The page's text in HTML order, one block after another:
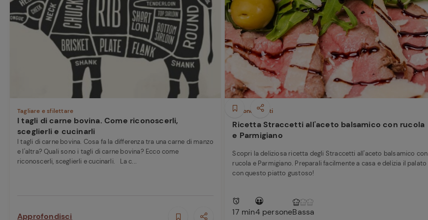
Cavolo romanesco al
forno con ‘nduja
Tagliolini freschi con
limone nero bruciato,
Caciocavallo, burro e
scampi
Bisque di gamberi:
l'ideale per insaporire
i tuoi piatti di pesce!
Ricette di Plumcake:
tutte i modi per
prepararlo
Tagliare e sfilettare
I tagli di carne bovina. Come riconoscerli,
sceglierli e cucinarli
I tagli di carne bovina. Cosa fa la differenza tra una carne di manzo
e l'altra? Quali sono i tagli di carne bovina? Ecco come
riconoscerli, sceglierli e cucinarli. La c...
Approfondisci
Secondi piatti
Ricetta Straccetti all'aceto balsamico con rucola
e Parmigiano
Scopri la deliziosa ricetta degli Straccetti all'aceto balsamico con
rucola e Parmigiano. Preparali facilmente a casa e delizia il palato
con questo piatto gustoso!
17 min4 personeBassa
Ricette preferite